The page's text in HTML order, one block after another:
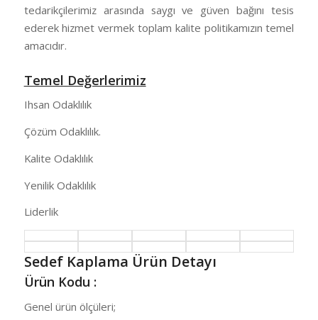
tedarikçilerimiz arasında saygı ve güven bağını tesis
ederek hizmet vermek toplam kalite politikamızın temel
amacıdır.
Temel Değerlerimiz
Ihsan Odaklılık
Çözüm Odaklılık.
Kalite Odaklılık
Yenilik Odaklılık
Liderlik
Sedef Kaplama Ürün Detayı
Ürün Kodu :
Genel ürün ölçüleri;